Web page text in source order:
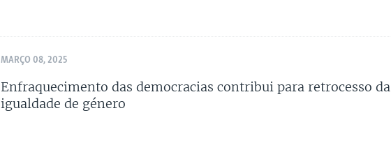
MARÇO 08, 2025
Enfraquecimento das democracias contribui para retrocesso da
igualdade de género